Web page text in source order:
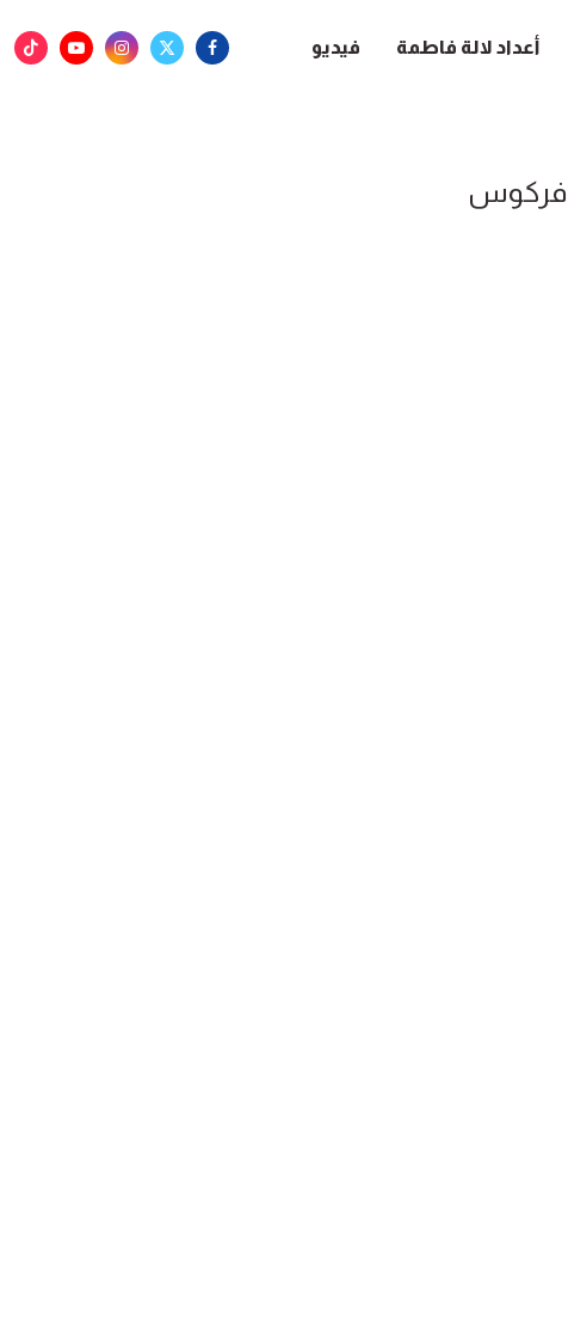
أعداد لالة فاطمة فيديو
فركوس